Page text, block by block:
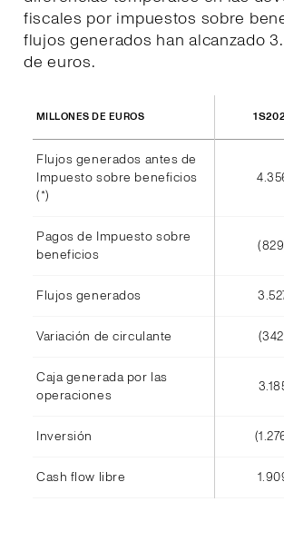
fiscales por impuestos sobre
flujos generados han alcanzado
de euros.
MILLONES DE EUROS
Flujos generados antes de
Impuesto sobre beneficios
(*)
Pagos de Impuesto sobre
beneficios
Flujos generados
Variación de circulante
Caja generada por las
operaciones
Inversión
Cash flow libre